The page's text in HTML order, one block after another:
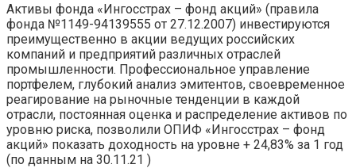
Активы фонда «Ингосстрах – фонд акций» (правила
фонда №1149-94139555 от 27.12.2007) инвестируются
преимущественно в акции ведущих российских
компаний и предприятий различных отраслей
промышленности. Профессиональное управление
портфелем, глубокий анализ эмитентов, своевременное
реагирование на рыночные тенденции в каждой
отрасли, постоянная оценка и распределение активов по
уровню риска, позволили ОПИФ «Ингосстрах – фонд
акций» показать доходность на уровне + 24,83% за 1 год
(по данным на 30.11.21 )